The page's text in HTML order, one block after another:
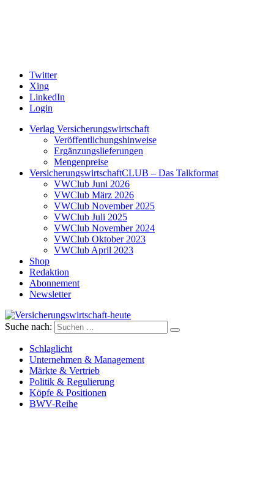
Twitter
Xing
LinkedIn
Login
Verlag Versicherungswirtschaft
Veröffentlichungshinweise
Ergänzungslieferungen
Mengenpreise
VersicherungswirtschaftCLUB – Das Talkformat
VWClub Juni 2026
VWClub März 2026
VWClub November 2025
VWClub Juli 2025
VWClub November 2024
VWClub Oktober 2023
VWClub April 2023
Shop
Redaktion
Abonnement
Newsletter
Versicherungswirtschaft-heute
Suche nach:
Schlaglicht
Unternehmen & Management
Märkte & Vertrieb
Politik & Regulierung
Köpfe & Positionen
BWV-Reihe